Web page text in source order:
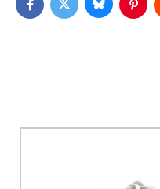
Daten zum Zwecke der
FacebookTwitter Bluesky